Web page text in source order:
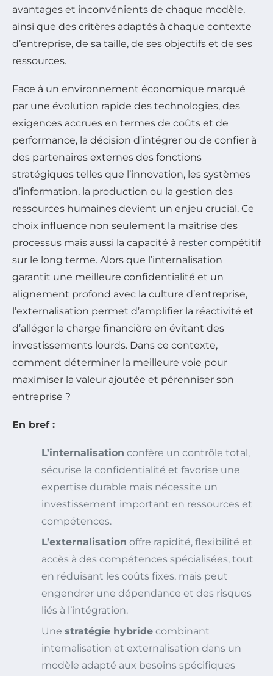
avantages et inconvénients de chaque modèle,
ainsi que des critères adaptés à chaque contexte
d’entreprise, de sa taille, de ses objectifs et de ses
ressources.
Face à un environnement économique marqué
par une évolution rapide des technologies, des
exigences accrues en termes de coûts et de
performance, la décision d’intégrer ou de confier à
des partenaires externes des fonctions
stratégiques telles que l’innovation, les systèmes
d’information, la production ou la gestion des
ressources humaines devient un enjeu crucial. Ce
choix influence non seulement la maîtrise des
processus mais aussi la capacité à rester compétitif
sur le long terme. Alors que l’internalisation
garantit une meilleure confidentialité et un
alignement profond avec la culture d’entreprise,
l’externalisation permet d’amplifier la réactivité et
d’alléger la charge financière en évitant des
investissements lourds. Dans ce contexte,
comment déterminer la meilleure voie pour
maximiser la valeur ajoutée et pérenniser son
entreprise ?
En bref :
L’internalisation confère un contrôle total,
sécurise la confidentialité et favorise une
expertise durable mais nécessite un
investissement important en ressources et
compétences.
L’externalisation offre rapidité, flexibilité et
accès à des compétences spécialisées, tout
en réduisant les coûts fixes, mais peut
engendrer une dépendance et des risques
liés à l’intégration.
Une stratégie hybride combinant
internalisation et externalisation dans un
modèle adapté aux besoins spécifiques